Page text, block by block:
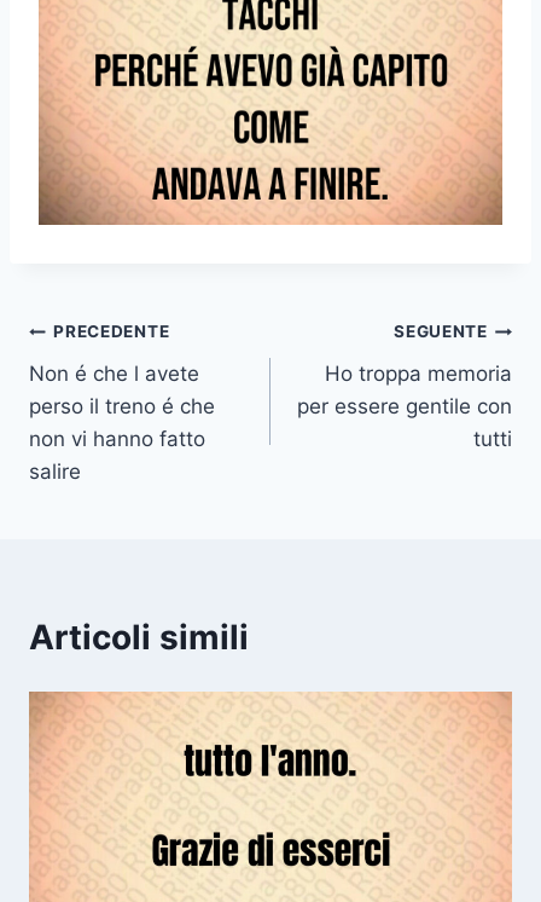
Navigazione
articoli
PRECEDENTE
Non é che l avete
perso il treno é che
non vi hanno fatto
salire
SEGUENTE
Ho troppa memoria
per essere gentile con
tutti
Articoli simili